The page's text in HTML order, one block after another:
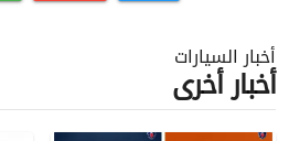
أخبار السيارات
أخبار أخرى